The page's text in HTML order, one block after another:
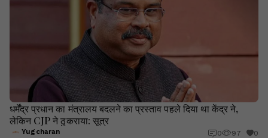
धर्मेंद्र प्रधान का मंत्रालय बदलने का प्रस्ताव पहले दिया था केंद्र ने,
लेकिन CJP ने ठुकराया: सूत्र
Yugcharan 0 97 0